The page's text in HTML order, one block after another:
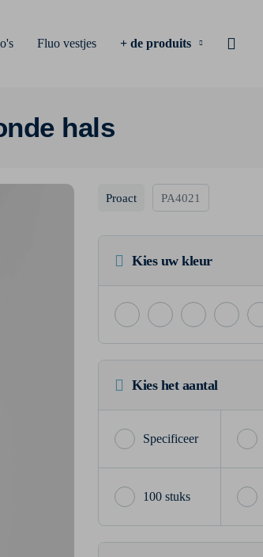
Fluo vestjes + de produits
hals
Proact PA4021
Kies uw kleur
Kies het aantal
100 stuks